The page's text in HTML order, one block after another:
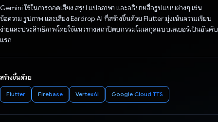
Gemini ใช้ในการถอดเสียง สรุป แปลภาษา และอธิบายสื่อรูปแบบต่างๆ เช่น
ข้อความ รูปภาพ และเสียง Eardrop AI ที่สร้างขึ้นด้วย Flutter มุ่งเน้นความเรียบ
ง่ายและประสิทธิภาพโดยใช้แนวทางสถาปัตยกรรมโมเลกุลแบบเลเยอร์เป็นอันดับ
แรก
สร้างขึ้นด้วย
Flutter Firebase VertexAI Google Cloud TTS